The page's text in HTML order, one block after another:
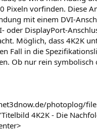
Pixeln vorfinden. Diese
mit einem DVI-
oder DisplayPort-
Möglich, dass 4K2K
Fall in die
Ob nur rein symbolisch
photoplog/
4K2K - Die